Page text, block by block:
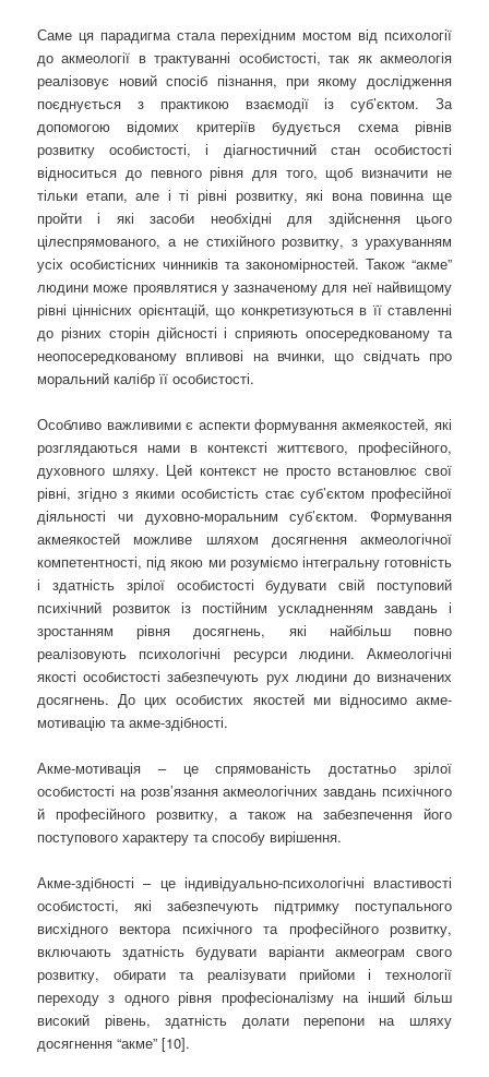
Саме ця парадигма стала перехідним мостом від психології
до акмеології в трактуванні особистості, так як акмеологія
реалізовує новий спосіб пізнання, при якому дослідження
поєднується з практикою взаємодії із суб’єктом. За
допомогою відомих критеріїв будується схема рівнів
розвитку особистості, і діагностичний стан особистості
відноситься до певного рівня для того, щоб визначити не
тільки етапи, але і ті рівні розвитку, які вона повинна ще
пройти і які засоби необхідні для здійснення цього
цілеспрямованого, а не стихійного розвитку, з урахуванням
усіх особистісних чинників та закономірностей. Також “акме”
людини може проявлятися у зазначеному для неї найвищому
рівні ціннісних орієнтацій, що конкретизуються в її ставленні
до різних сторін дійсності і сприяють опосередкованому та
неопосередкованому впливові на вчинки, що свідчать про
моральний калібр її особистості.
Особливо важливими є аспекти формування акмеякостей, які
розглядаються нами в контексті життєвого, професійного,
духовного шляху. Цей контекст не просто встановлює свої
рівні, згідно з якими особистість стає суб’єктом професійної
діяльності чи духовно-моральним суб’єктом. Формування
акмеякостей можливе шляхом досягнення акмеологічної
компетентності, під якою ми розуміємо інтегральну готовність
і здатність зрілої особистості будувати свій поступовий
психічний розвиток із постійним ускладненням завдань і
зростанням рівня досягнень, які найбільш повно
реалізовують психологічні ресурси людини. Акмеологічні
якості особистості забезпечують рух людини до визначених
досягнень. До цих особистих якостей ми відносимо акме-
мотивацію та акме-здібності.
Акме-мотивація – це спрямованість достатньо зрілої
особистості на розв’язання акмеологічних завдань психічного
й професійного розвитку, а також на забезпечення його
поступового характеру та способу вирішення.
Акме-здібності – це індивідуально-психологічні властивості
особистості, які забезпечують підтримку поступального
висхідного вектора психічного та професійного розвитку,
включають здатність будувати варіанти акмеограм свого
розвитку, обирати та реалізувати прийоми і технології
переходу з одного рівня професіоналізму на інший більш
високий рівень, здатність долати перепони на шляху
досягнення “акме” [10].